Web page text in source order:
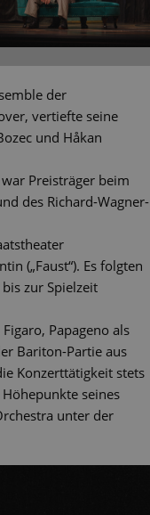
der
vertiefte seine
und Håkan
Preisträger beim
des Richard-Wagner-
(„Faust“). Es folgten
zur Spielzeit
Papageno als
Bariton-Partie aus
Konzerttätigkeit stets
seines
unter der